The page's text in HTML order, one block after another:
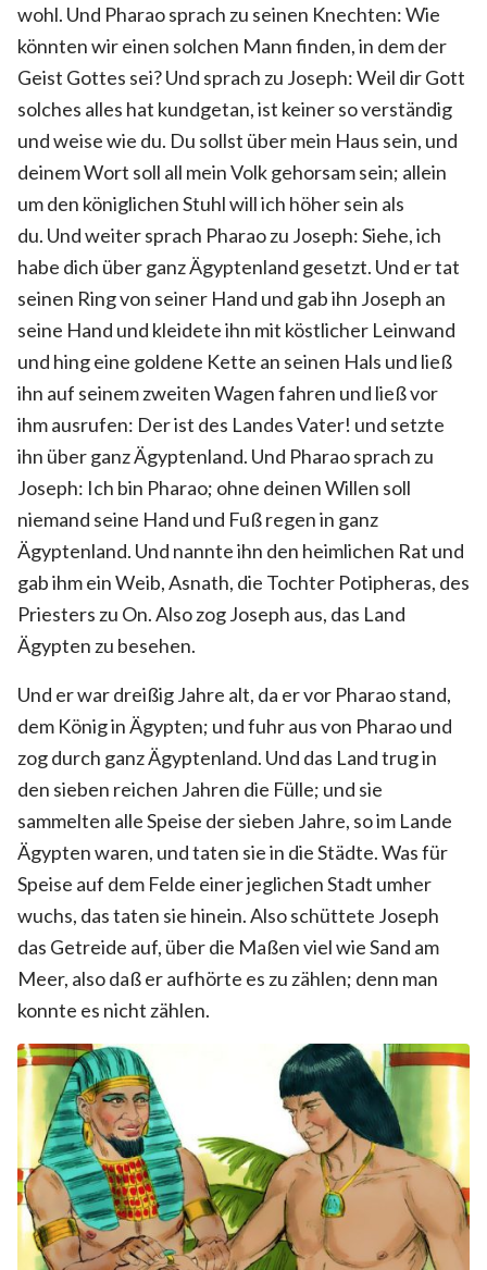
wohl. Und Pharao sprach zu seinen Knechten: Wie
könnten wir einen solchen Mann finden, in dem der
Geist Gottes sei? Und sprach zu Joseph: Weil dir Gott
solches alles hat kundgetan, ist keiner so verständig
und weise wie du. Du sollst über mein Haus sein, und
deinem Wort soll all mein Volk gehorsam sein; allein
um den königlichen Stuhl will ich höher sein als
du. Und weiter sprach Pharao zu Joseph: Siehe, ich
habe dich über ganz Ägyptenland gesetzt. Und er tat
seinen Ring von seiner Hand und gab ihn Joseph an
seine Hand und kleidete ihn mit köstlicher Leinwand
und hing eine goldene Kette an seinen Hals und ließ
ihn auf seinem zweiten Wagen fahren und ließ vor
ihm ausrufen: Der ist des Landes Vater! und setzte
ihn über ganz Ägyptenland. Und Pharao sprach zu
Joseph: Ich bin Pharao; ohne deinen Willen soll
niemand seine Hand und Fuß regen in ganz
Ägyptenland. Und nannte ihn den heimlichen Rat und
gab ihm ein Weib, Asnath, die Tochter Potipheras, des
Priesters zu On. Also zog Joseph aus, das Land
Ägypten zu besehen.
Und er war dreißig Jahre alt, da er vor Pharao stand,
dem König in Ägypten; und fuhr aus von Pharao und
zog durch ganz Ägyptenland. Und das Land trug in
den sieben reichen Jahren die Fülle; und sie
sammelten alle Speise der sieben Jahre, so im Lande
Ägypten waren, und taten sie in die Städte. Was für
Speise auf dem Felde einer jeglichen Stadt umher
wuchs, das taten sie hinein. Also schüttete Joseph
das Getreide auf, über die Maßen viel wie Sand am
Meer, also daß er aufhörte es zu zählen; denn man
konnte es nicht zählen.